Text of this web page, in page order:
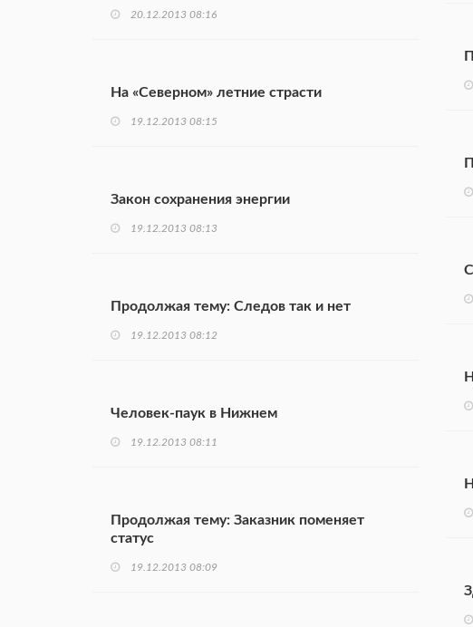
20.12.2013 08:16
На «Северном» летние страсти
19.12.2013 08:15
Закон сохранения энергии
19.12.2013 08:13
Продолжая тему: Следов так и нет
19.12.2013 08:12
Человек-паук в Нижнем
19.12.2013 08:11
Продолжая тему: Заказник поменяет
статус
19.12.2013 08:09